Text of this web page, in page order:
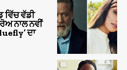
ਵਿੱਚ ਵੱਡੀ
ਨਾਲ ਨਵੀਂ
ਦਾ